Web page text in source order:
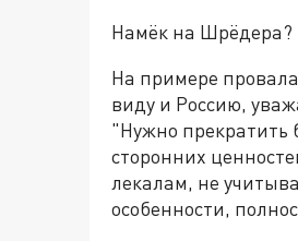
Намёк на Шрёдера?
На примере
виду и Россию,
"Нужно прекратить
сторонних
лекалам, не
особенности,